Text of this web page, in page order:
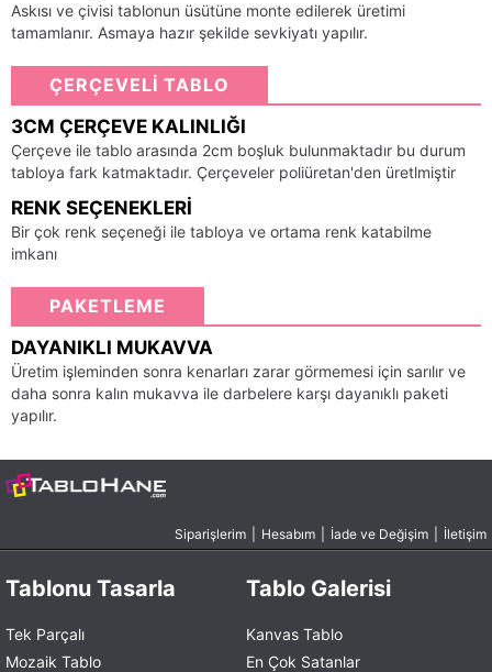
Askısı ve çivisi tablonun üsütüne monte edilerek üretimi
tamamlanır. Asmaya hazır şekilde sevkiyatı yapılır.
ÇERÇEVELİ TABLO
3CM ÇERÇEVE KALINLIĞI
Çerçeve ile tablo arasında 2cm boşluk bulunmaktadır bu durum
tabloya fark katmaktadır. Çerçeveler poliüretan'den üretlmiştir
RENK SEÇENEKLERI
Bir çok renk seçeneği ile tabloya ve ortama renk katabilme
imkanı
PAKETLEME
DAYANIKLI MUKAVVA
Üretim işleminden sonra kenarları zarar görmemesi için sarılır ve
daha sonra kalın mukavva ile darbelere karşı dayanıklı paketi
yapılır.
Siparişlerim Hesabım İade ve Değişim İletişim
Tablonu Tasarla
Tek Parçalı
Mozaik Tablo
Tablo Galerisi
Kanvas Tablo
En Çok Satanlar